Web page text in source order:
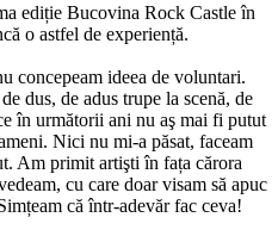
ediție Bucovina Rock Castle în
o astfel de experiență.
ideea de voluntari.
dus, de adus trupe la scenă, de
în următorii ani nu aş mai fi putut
Nici nu mi-a păsat, faceam
Am primit artişti în fața cărora
cu care doar visam să apuc
că într-adevăr fac ceva!